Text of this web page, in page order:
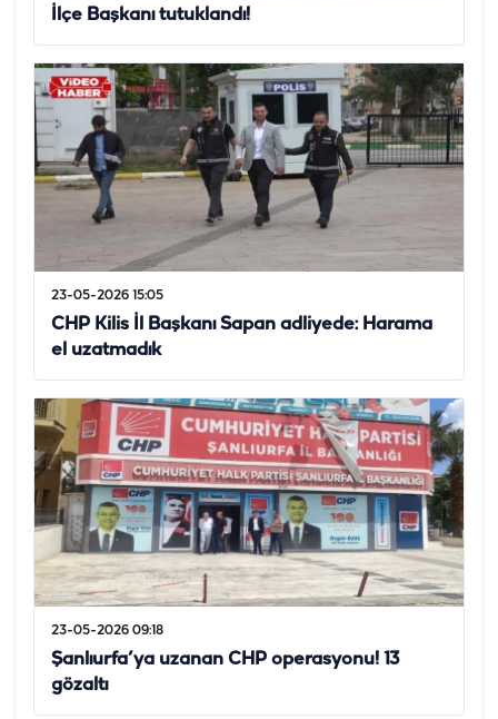
İlçe Başkanı tutuklandı!
23-05-2026 15:05
CHP Kilis İl Başkanı Sapan adliyede: Harama
el uzatmadık
23-05-2026 09:18
Şanlıurfa’ya uzanan CHP operasyonu! 13
gözaltı